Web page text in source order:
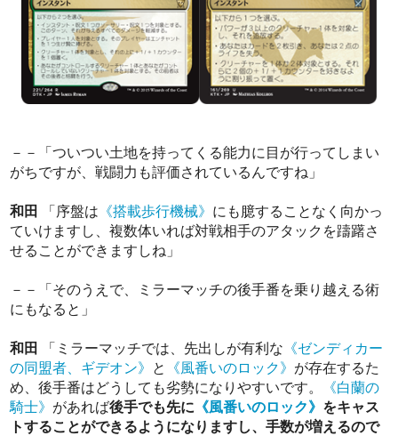
－－「ついつい土地を持ってくる能力に目が行ってしまい
がちですが、戦闘力も評価されているんですね」
和田 「序盤は 《搭載歩行機械》 にも臆することなく向かっ
ていけますし、複数体いれば対戦相手のアタックを躊躇さ
せることができますしね」
－－「そのうえで、ミラーマッチの後手番を乗り越える術
にもなると」
和田 「ミラーマッチでは、先出しが有利な 《ゼンディカー
の同盟者、ギデオン》 と 《風番いのロック》 が存在するた
め、後手番はどうしても劣勢になりやすいです。
《白蘭の
騎士》 があれば後手でも先に 《風番いのロック》 をキャス
トすることができるようになりますし、手数が増えるので